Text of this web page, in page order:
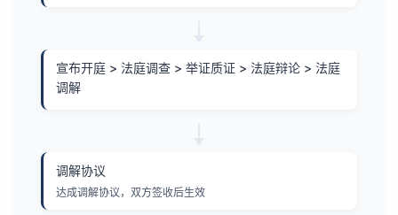
宣布开庭 > 法庭调查 > 举证质证 > 法庭辩论 > 法庭
调解
调解协议
达成调解协议，双方签收后生效